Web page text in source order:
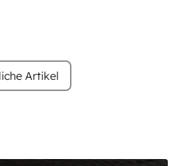
Artikel